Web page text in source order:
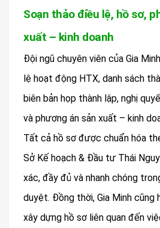
Soạn thảo điều lệ, hồ sơ,
xuất – kinh doanh
Đội ngũ chuyên viên của Gia
lệ hoạt động HTX, danh sách
biên bản họp thành lập, nghị
và phương án sản xuất – kinh
Tất cả hồ sơ được chuẩn hóa
Sở Kế hoạch & Đầu tư Thái
xác, đầy đủ và nhanh chóng
duyệt. Đồng thời, Gia Minh cũng
xây dựng hồ sơ liên quan đến